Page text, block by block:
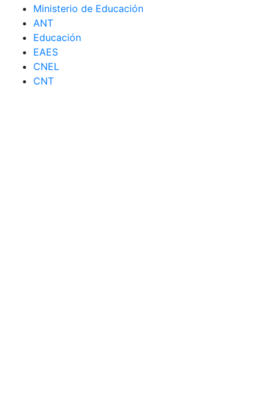
Ministerio de Educación
ANT
Educación
EAES
CNEL
CNT